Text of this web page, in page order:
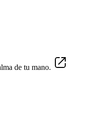
de tu mano.